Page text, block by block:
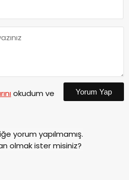
okudum ve
Yorum Yap
yorum yapılmamış.
olmak ister misiniz?